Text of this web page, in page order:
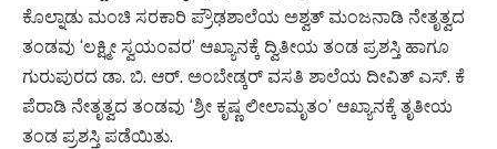
ಕೊಲ್ನಾಡು ಮಂಚಿ ಸರಕಾರಿ ಪ್ರೌಢಶಾಲೆಯ ಅಶ್ವತ್ ಮಂಜನಾಡಿ ನೇತೃತ್ವದ
ತಂಡವು ‘ಲಕ್ಷ್ಮೀ ಸ್ವಯಂವರ’ ಆಖ್ಯಾನಕ್ಕೆ ದ್ವಿತೀಯ ತಂಡ ಪ್ರಶಸ್ತಿ ಹಾಗೂ
ಗುರುಪುರದ ಡಾ. ಬಿ. ಆರ್. ಅಂಬೇಡ್ಕರ್ ವಸತಿ ಶಾಲೆಯ ದೀವಿತ್ ಎಸ್. ಕೆ
ಪೆರಾಡಿ ನೇತೃತ್ವದ ತಂಡವು ‘ಶ್ರೀ ಕೃಷ್ಣ ಲೀಲಾಮೃತಂ’ ಆಖ್ಯಾನಕ್ಕೆ ತೃತೀಯ
ತಂಡ ಪ್ರಶಸ್ತಿ ಪಡೆಯಿತು.